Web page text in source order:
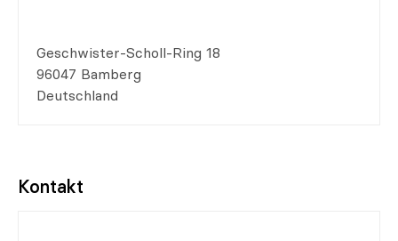
Geschwister-Scholl-Ring 18
96047 Bamberg
Deutschland
Kontakt